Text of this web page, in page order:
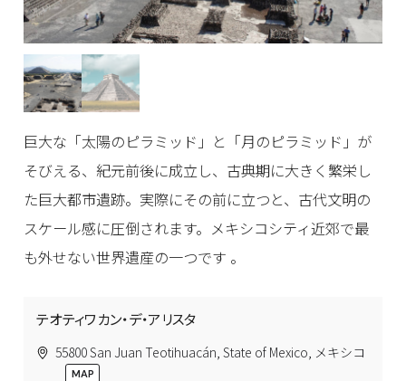
巨大な「太陽のピラミッド」と「月のピラミッド」が
そびえる、紀元前後に成立し、古典期に大きく繁栄し
た巨大都市遺跡。実際にその前に立つと、古代文明の
スケール感に圧倒されます。メキシコシティ近郊で最
も外せない世界遺産の一つです 。
テオティワカン・デ・アリスタ
55800 San Juan Teotihuacán, State of Mexico, メキシコ